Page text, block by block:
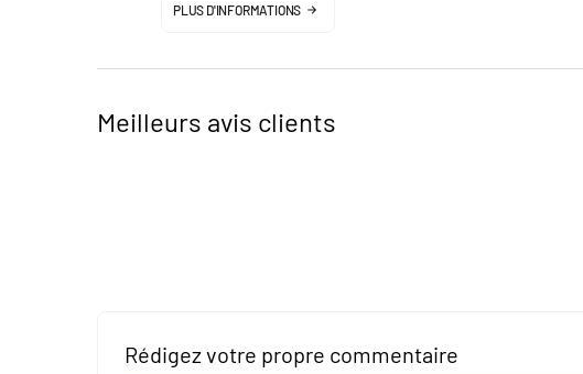
PLUS D'INFORMATIONS
Meilleurs avis clients
Rédigez votre propre commentaire